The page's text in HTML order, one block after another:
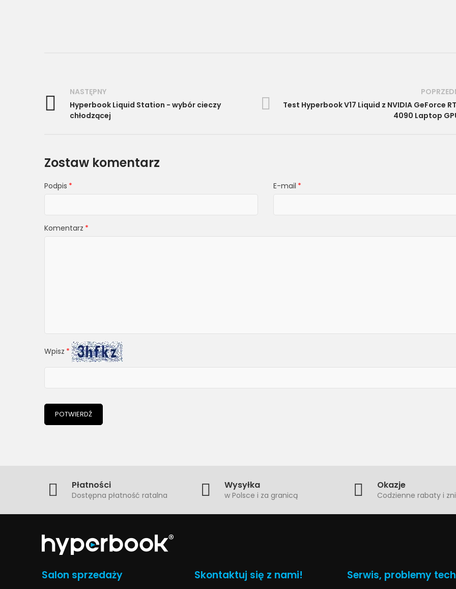
NASTĘPNY
Hyperbook Liquid Station - wybór cieczy
chłodzącej
Test Hyperbook V17 Liquid z NVIDIA GeForce
4090 Laptop
Zostaw komentarz
Podpis E-mail
Komentarz
Wpisz
POTWIERDŹ
Płatności
Dostępna płatność ratalna
Wysyłka
w Polsce i za granicą
Okazje
Codzienne rabaty i
Salon sprzedaży Skontaktuj się z nami! Serwis, problemy